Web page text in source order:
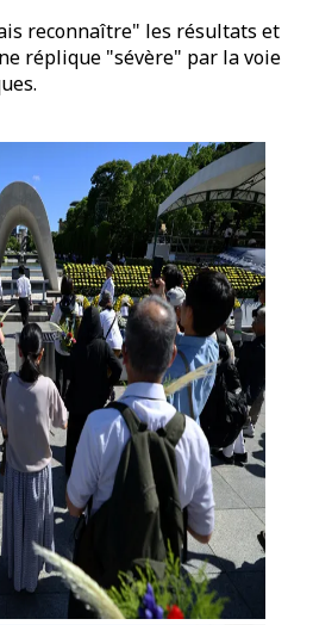
reconnaître" les résultats et
réplique "sévère" par la voie